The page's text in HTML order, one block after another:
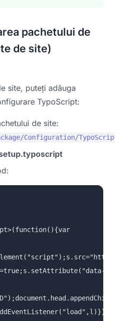
pachetului de
de site)
site, puteți adăuga
TypoScript:
de site:
Configuration/